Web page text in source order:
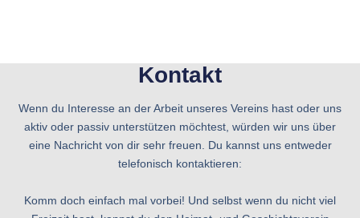
Kontakt
Wenn du Interesse an der Arbeit unseres Vereins hast oder uns
aktiv oder passiv unterstützen möchtest, würden wir uns über
eine Nachricht von dir sehr freuen. Du kannst uns entweder
telefonisch kontaktieren:
Komm doch einfach mal vorbei! Und selbst wenn du nicht viel